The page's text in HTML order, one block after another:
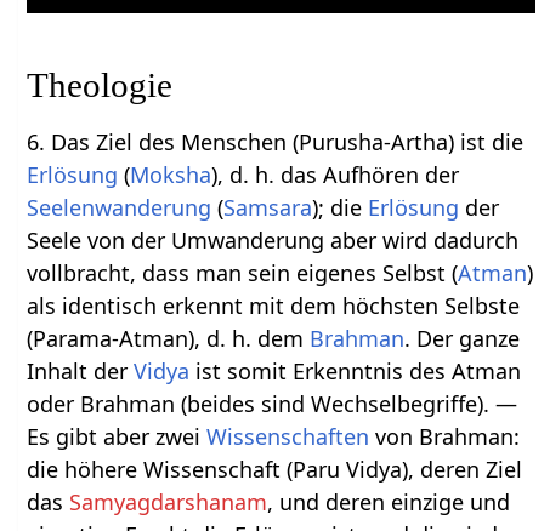
Theologie
6. Das Ziel des Menschen (Purusha-Artha) ist die
Erlösung (Moksha), d. h. das Aufhören der
Seelenwanderung (Samsara); die Erlösung der
Seele von der Umwanderung aber wird dadurch
vollbracht, dass man sein eigenes Selbst (Atman)
als identisch erkennt mit dem höchsten Selbste
(Parama-Atman), d. h. dem Brahman. Der ganze
Inhalt derVidya ist somit Erkenntnis des Atman
oder Brahman (beides sind Wechselbegriffe). —
Es gibt aber zweiWissenschaften von Brahman:
die höhere Wissenschaft (Paru Vidya), deren Ziel
das Samyagdarshanam, und deren einzige und